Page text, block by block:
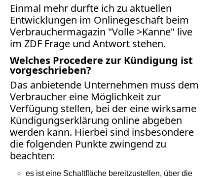
Einmal mehr durfte ich zu aktuellen
Entwicklungen im Onlinegeschäft beim
Verbrauchermagazin "Volle >Kanne" live
im ZDF Frage und Antwort stehen.
Welches Procedere zur Kündigung ist
vorgeschrieben?
Das anbietende Unternehmen muss dem
Verbraucher eine Möglichkeit zur
Verfügung stellen, bei der eine wirksame
Kündigungserklärung online abgeben
werden kann. Hierbei sind insbesondere
die folgenden Punkte zwingend zu
beachten:
es ist eine Schaltfläche bereitzustellen, über die
Medienauftritte 2009
Medienauftritte 2008
Medienauftritte 2007
Medienauftritte 2006
Medienauftritte 2005
Medienauftritte 2004
Medienauftritte 2003
Medienauftritte 2002